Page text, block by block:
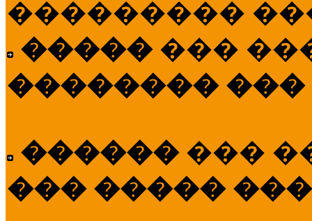
���������
����� ���
�������� ���
������ ���
��� �����